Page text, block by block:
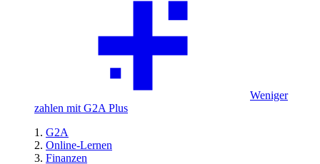
Weniger
zahlen mit G2A Plus
G2A
Online-Lernen
Finanzen